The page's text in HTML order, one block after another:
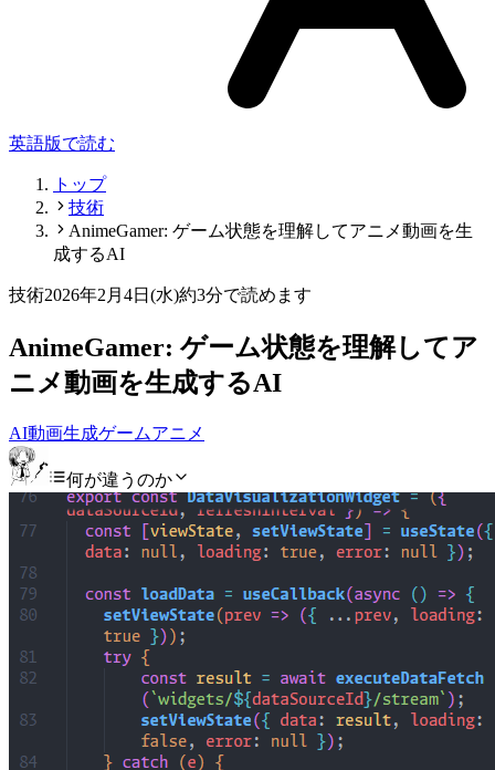
英語版で読む
トップ
技術
AnimeGamer: ゲーム状態を理解してアニメ動画を生
成するAI
技術2026年2月4日(水)約3分で読めます
AnimeGamer: ゲーム状態を理解してア
ニメ動画を生成するAI
AI動画生成ゲームアニメ
何が違うのか